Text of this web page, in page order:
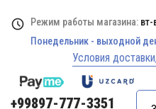
Режим работы магазина: вт-
Понедельник - выходной
Условия
+99897-777-3351